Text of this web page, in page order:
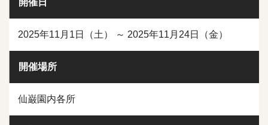
開催日
2025年11月1日（土） ～ 2025年11月24日（金）
開催場所
仙巌園内各所